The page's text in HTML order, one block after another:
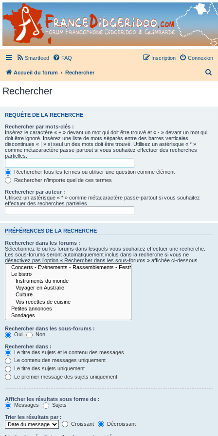
France Didgeridoo
Didgeridoo et Guimbarde sur France Didgeridoo - retrouvez la communauté.
Smartfeed FAQ Connexion
Inscription
Accueil du forum Rechercher
e
Rechercher
REQUÊTE DE LA RECHERCHE
Rechercher par mots-clés :
Insérez le caractère « + » devant un mot qui doit être trouvé et « - » devant un mot qui
doit être ignoré. Insérez une liste de mots séparés entre des barres verticales
discontinues « | » si seul un des mots doit être trouvé. Utilisez un astérisque « * »
comme métacaractère passe-partout si vous souhaitez effectuer des recherches
partielles.
Rechercher tous les termes ou utiliser une question comme élément
Rechercher n’importe quel de ces termes
Rechercher par auteur :
Utilisez un astérisque « * » comme métacaractère passe-partout si vous souhaitez
effectuer des recherches partielles.
PRÉFÉRENCES DE LA RECHERCHE
Rechercher dans les forums :
Sélectionnez le ou les forums dans lesquels vous souhaitez effectuer une recherche.
Les sous-forums seront automatiquement inclus dans la recherche si vous ne
désactivez pas l’option « Rechercher dans les sous-forums » affichée ci-dessous.
Rechercher dans les sous-forums :
Oui
Non
Rechercher dans :
Le titre des sujets et le contenu des messages
Le contenu des messages uniquement
Le titre des sujets uniquement
Le premier message des sujets uniquement
Afficher les résultats sous forme de :
Messages
Sujets
Trier les résultats par :
Croissant
Décroissant